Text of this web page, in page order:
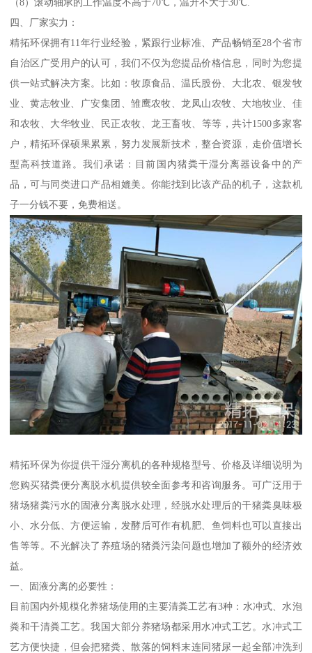
四、厂家实力：
精拓环保拥有11年行业经验，紧跟行业标准、产品畅销至28个省市
自治区广受用户的认可，我们不仅为您提品价格信息，同时为您提
供一站式解决方案。比如：牧原食品、温氏股份、大北农、银发牧
业、黄志牧业、广安集团、雏鹰农牧、龙凤山农牧、大地牧业、佳
和农牧、大华牧业、民正农牧、龙王畜牧、等等，共计1500多家客
户，精拓环保硕果累累，努力发展新技术，整合资源，走价值增长
型高科技道路。我们承诺：目前国内猪粪干湿分离器设备中的产
品，可与同类进口产品相媲美。你能找到比该产品的机子，这款机
子一分钱不要，免费相送。
精拓环保为你提供干湿分离机的各种规格型号、价格及详细说明为
您购买猪粪便分离脱水机提供较全面参考和咨询服务。可广泛用于
猪场猪粪污水的固液分离脱水处理，经脱水处理后的干猪粪臭味极
小、水分低、方便运输，发酵后可作有机肥、鱼饲料也可以直接出
售等等。不光解决了养殖场的猪粪污染问题也增加了额外的经济效
益。
一、固液分离的必要性：
目前国内外规模化养猪场使用的主要清粪工艺有3种：水冲式、水泡
粪和干清粪工艺。我国大部分养猪场都采用水冲式工艺。水冲式工
艺方便快捷，但会把猪粪、散落的饲料末连同猪尿一起全部冲洗到